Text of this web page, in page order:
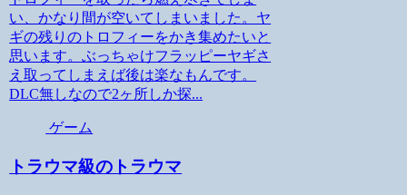
い、かなり間が空いてしまいました。ヤ
ギの残りのトロフィーをかき集めたいと
思います。ぶっちゃけフラッピーヤギさ
え取ってしまえば後は楽なもんです。
DLC無しなので2ヶ所しか探...
ゲーム
トラウマ級のトラウマ